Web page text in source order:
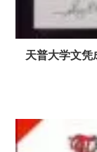
天普大学文